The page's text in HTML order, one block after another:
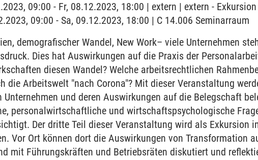
09:00 - Fr, 08.12.2023, 18:00 | extern | extern -
09:00 - Sa, 09.12.2023, 18:00 | C 14.006 Seminarraum
demografischer Wandel, New Work– viele Unternehmen
Dies hat Auswirkungen auf die Praxis der
diesen Wandel? Welche arbeitsrechtlichen
die Arbeitswelt "nach Corona"? Mit dieser Veranstaltung
und deren Auswirkungen auf die Belegschaft
personalwirtschaftliche und wirtschaftspsychologische
Der dritte Teil dieser Veranstaltung wird als Exkursion
Vor Ort können dort die Auswirkungen von Transformation
mit Führungskräften und Betriebsräten diskutiert und